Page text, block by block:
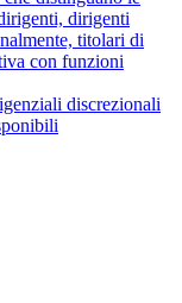
dirigenti
titolari di
con funzioni
discrezionali